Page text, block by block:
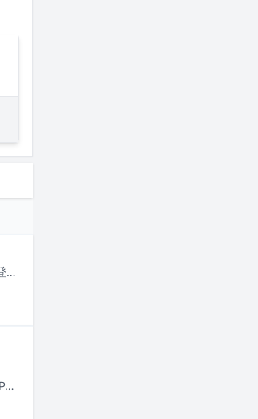
6月29日20:00に配信される音楽ナタリーのトーク企画「カタリー」に、トゲナシトゲアリの朱李が登場する。
9月12、13、19、20、21日に千葉・千葉市蘇我スポーツ公園にて行われる音楽フェス「ROCK IN JAPAN FESTIVAL 2026」のタイムテーブルが発表された。